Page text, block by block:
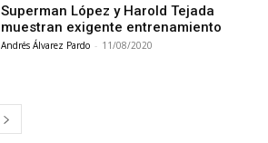
Superman López y Harold Tejada
muestran exigente entrenamiento
Andrés Álvarez Pardo - 11/08/2020